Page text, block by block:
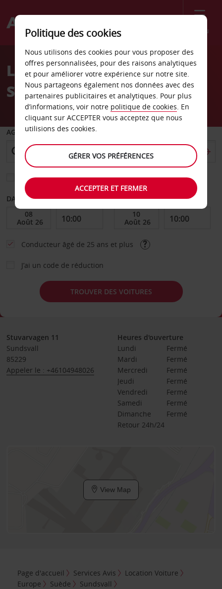
Menu
Welcome
AvisLocation de voiture
Sundsvall - Centre-ville
AGENCE DE DÉPART
Sélectionnez une autre agence de retour
DATE DE DÉBUT DATE DE FIN
Conducteur âgé de 25 ans et plus
J’ai un code de réduction
TROUVER DES VOITURES
Stuvarvagen 11
Sundsvall
85229
Appeler le : +46104948026
Heures d'ouverture
Lundi
Fermé
Mardi
Fermé
Mercredi
Fermé
Jeudi
Fermé
Vendredi
Fermé
Samedi
Fermé
Dimanche
Fermé
Retour 24h/24
View Map
Page d'accueil Services Avis
Location Voiture
Europe
Suède
Sundsvall
Politique des cookies
Nous utilisons des cookies pour vous proposer des
offres personnalisées, pour des raisons analytiques
et pour améliorer votre expérience sur notre site.
Nous partageons également nos données avec des
partenaires publicitaires et analytiques. Pour plus
d’informations, voir notre politique de cookies. En
cliquant sur ACCEPTER vous acceptez que nous
utilisions des cookies.
GÉRER VOS PRÉFÉRENCES
ACCEPTER ET FERMER